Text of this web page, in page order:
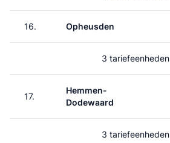
16. Opheusden
3 tariefeenheden
17.
Hemmen-
Dodewaard
3 tariefeenheden